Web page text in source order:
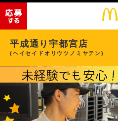
平成通り宇都宮店
(ヘイセイドオリウツノミヤテン)